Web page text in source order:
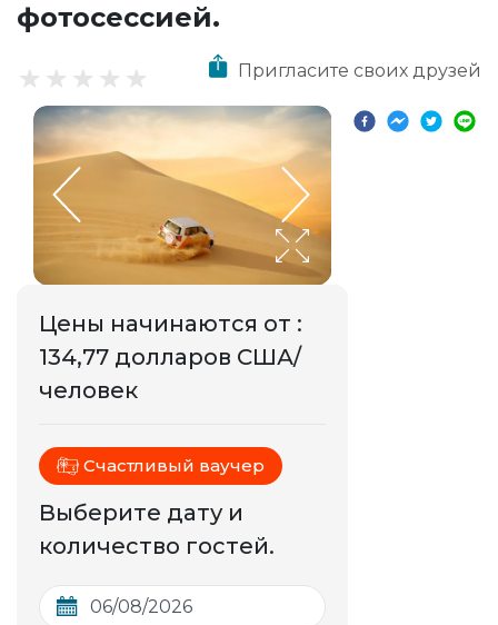
фотосессией.
Пригласите своих друзей
Цены начинаются от :
134,77 долларов США/
человек
Счастливый ваучер
Выберите дату и
количество гостей.